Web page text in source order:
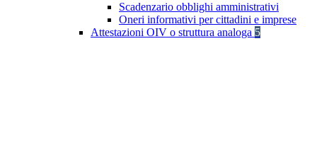
Scadenzario obblighi amministrativi
Oneri informativi per cittadini e imprese
Attestazioni OIV o struttura analoga 5